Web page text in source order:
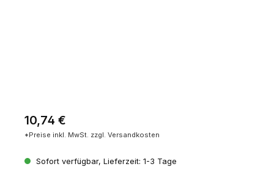
Regulärer Preis:
10,74 €
*Preise inkl. MwSt. zzgl. Versandkosten
Sofort verfügbar, Lieferzeit: 1-3 Tage